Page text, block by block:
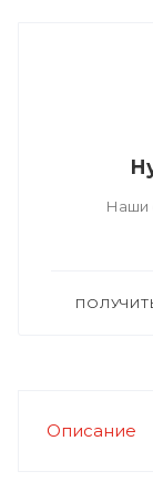
Наши
Описание